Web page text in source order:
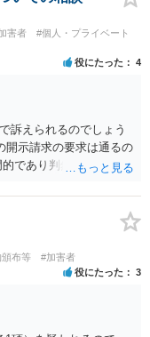
害者
#個人・プライベート
役にたった 4
訴えられるのでしょう
示請求の要求は通るの
であり判然としないも
布等 #加害者
役にたった 3